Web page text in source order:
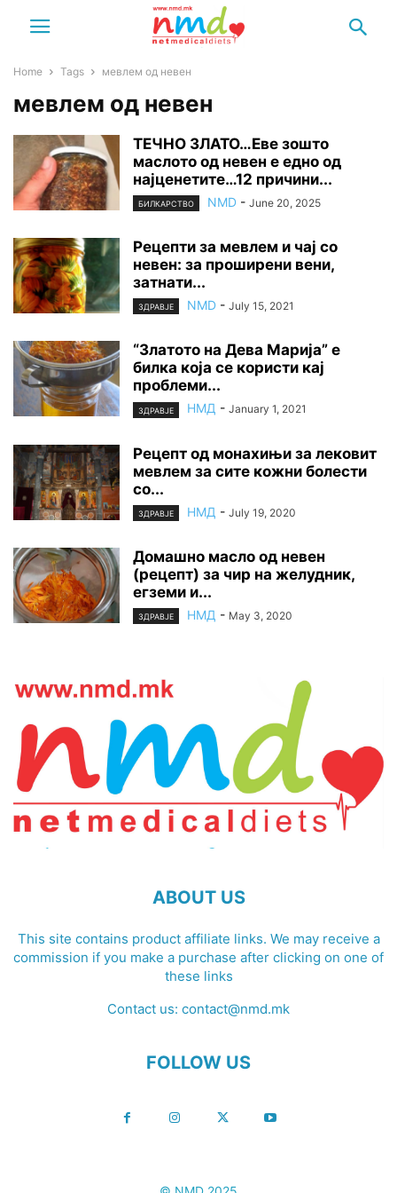
Home Tags мевлем од невен
мевлем од невен
ТЕЧНО ЗЛАТО…Еве зошто
маслото од невен е едно од
најценетите…12 причини...
БИЛКАРСТВО NMD - June 20, 2025
Рецепти за мевлем и чај со
невен: за проширени вени,
затнати...
ЗДРАВЈЕ NMD - July 15, 2021
“Златото на Дева Марија” е
билка која се користи кај
проблеми...
ЗДРАВЈЕ НМД - January 1, 2021
Рецепт од монахињи за лековит
мевлем за сите кожни болести
со...
ЗДРАВЈЕ НМД - July 19, 2020
Домашно масло од невен
(рецепт) за чир на желудник,
егземи и...
ЗДРАВЈЕ НМД - May 3, 2020
ABOUT US
This site contains product affiliate links. We may receive a
commission if you make a purchase after clicking on one of
these links
Contact us: contact@nmd.mk
FOLLOW US